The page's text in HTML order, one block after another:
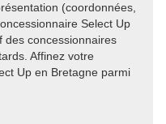
(coordonnées,
Select Up
des concessionnaires
Affinez votre
Up en Bretagne parmi